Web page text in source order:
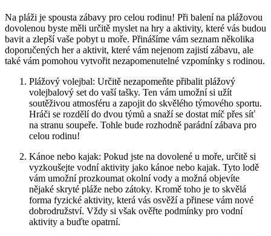
Na pláži⁣ je spousta zábavy pro celou rodinu! Při balení na plážovou⁣
dovolenou ⁤byste měli⁤ určitě myslet na hry‍ a aktivity, ​které vás budou
bavit a‍ zlepší vaše pobyt u moře. Přinášíme vám ⁢seznam‌ několika
doporučených her⁣ a‌ aktivit, které vám ‌nejenom zajistí zábavu, ale
také ​vám pomohou vytvořit ⁣nezapomenutelné vzpomínky ⁣s rodinou.
Plážový volejbal: Určitě nezapomeňte přibalit plážový⁤
volejbalový set ⁢do vaší tašky. Ten vám umožní si ⁣užít
soutěživou atmosféru a zapojit do skvělého týmového sportu.
Hráči se rozdělí ⁤do dvou týmů a snaží se dostat ⁤míč přes síť
na ⁣stranu⁤ soupeře. Tohle bude ‌rozhodně parádní zábava pro
celou rodinu!
Kánoe nebo kajak: Pokud jste na dovolené⁤ u moře, určitě ‍si
vyzkoušejte vodní aktivity jako kánoe nebo kajak. Tyto lodě
vám umožní ‍prozkoumat⁤ okolní vody a možná ‌objevíte
nějaké skryté ⁣pláže⁣ nebo zátoky. Kromě toho je⁣ to skvělá
forma fyzické aktivity,⁢ která vás ‍osvěží a přinese vám nové
dobrodružství. Vždy si⁤ však ověřte podmínky pro⁣ vodní
aktivity ‌a buďte opatrní.